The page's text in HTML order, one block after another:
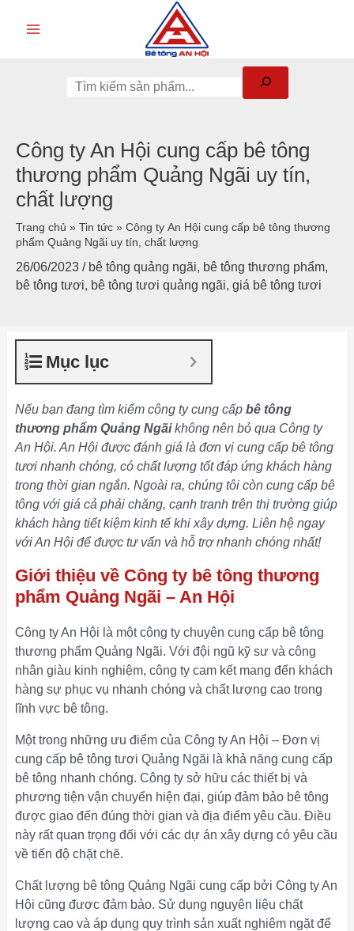
Công ty An Hội cung cấp bê tông
thương phẩm Quảng Ngãi uy tín,
chất lượng
Trang chủ » Tin tức » Công ty An Hội cung cấp bê tông thương
phẩm Quảng Ngãi uy tín, chất lượng
26/06/2023 / bê tông quảng ngãi, bê tông thương phẩm,
bê tông tươi, bê tông tươi quảng ngãi, giá bê tông tươi
Mục lục
Nếu bạn đang tìm kiếm công ty cung cấp bê tông
thương phẩm Quảng Ngãikhông nên bỏ qua Công ty
An Hội. An Hội được đánh giá là đơn vị cung cấp bê tông
tươi nhanh chóng, có chất lượng tốt đáp ứng khách hàng
trong thời gian ngắn. Ngoài ra, chúng tôi còn cung cấp bê
tông với giá cả phải chăng, cạnh tranh trên thị trường giúp
khách hàng tiết kiệm kinh tế khi xây dựng. Liên hệ ngay
với An Hội để được tư vấn và hỗ trợ nhanh chóng nhất!
Giới thiệu về Công ty bê tông thương
phẩm Quảng Ngãi – An Hội
Công ty An Hội là một công ty chuyên cung cấp bê tông
thương phẩm Quảng Ngãi. Với đội ngũ kỹ sư và công
nhân giàu kinh nghiệm, công ty cam kết mang đến khách
hàng sự phục vụ nhanh chóng và chất lượng cao trong
lĩnh vực bê tông.
Một trong những ưu điểm của Công ty An Hội – Đơn vị
cung cấp bê tông tươi Quảng Ngãi là khả năng cung cấp
bê tông nhanh chóng. Công ty sở hữu các thiết bị và
phương tiện vận chuyển hiện đại, giúp đảm bảo bê tông
được giao đến đúng thời gian và địa điểm yêu cầu. Điều
này rất quan trọng đối với các dự án xây dựng có yêu cầu
về tiến độ chặt chẽ.
Chất lượng bê tông Quảng Ngãi cung cấp bởi Công ty An
Hội cũng được đảm bảo. Sử dụng nguyên liệu chất
lượng cao và áp dụng quy trình sản xuất nghiêm ngặt để